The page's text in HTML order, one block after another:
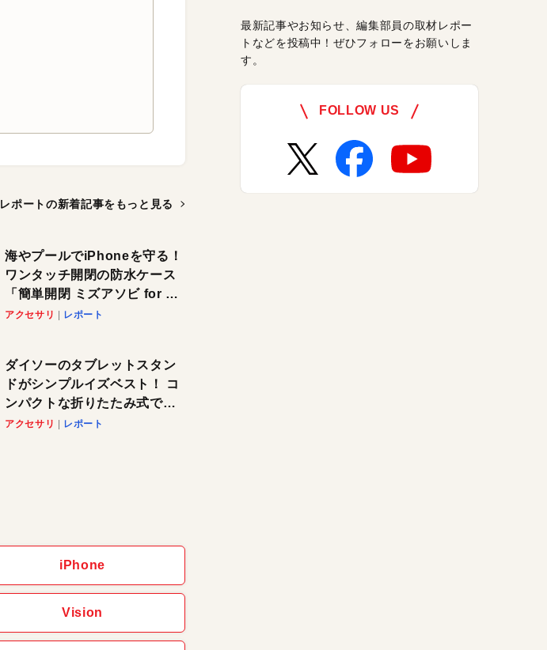
レポートの新着記事をもっと見る
海やプールでiPhoneを守る！
ワンタッチ開閉の防水ケース
「簡単開閉 ミズアソビ for ス
マホ」で夏のレジャーを満喫
アクセサリ レポート
ダイソーのタブレットスタン
ドがシンプルイズベスト！ コ
ンパクトな折りたたみ式でノ
ートパソコンにも対応。カラ
アクセサリ レポート
iPhone
Vision
最新記事やお知らせ、編集部員の取材レポー
トなどを投稿中！ぜひフォローをお願いしま
す。
FOLLOW US